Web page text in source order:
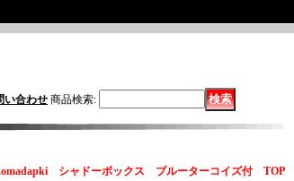
い合わせ 商品検索:
シャドーボックス ブルーターコイズ付 TOP